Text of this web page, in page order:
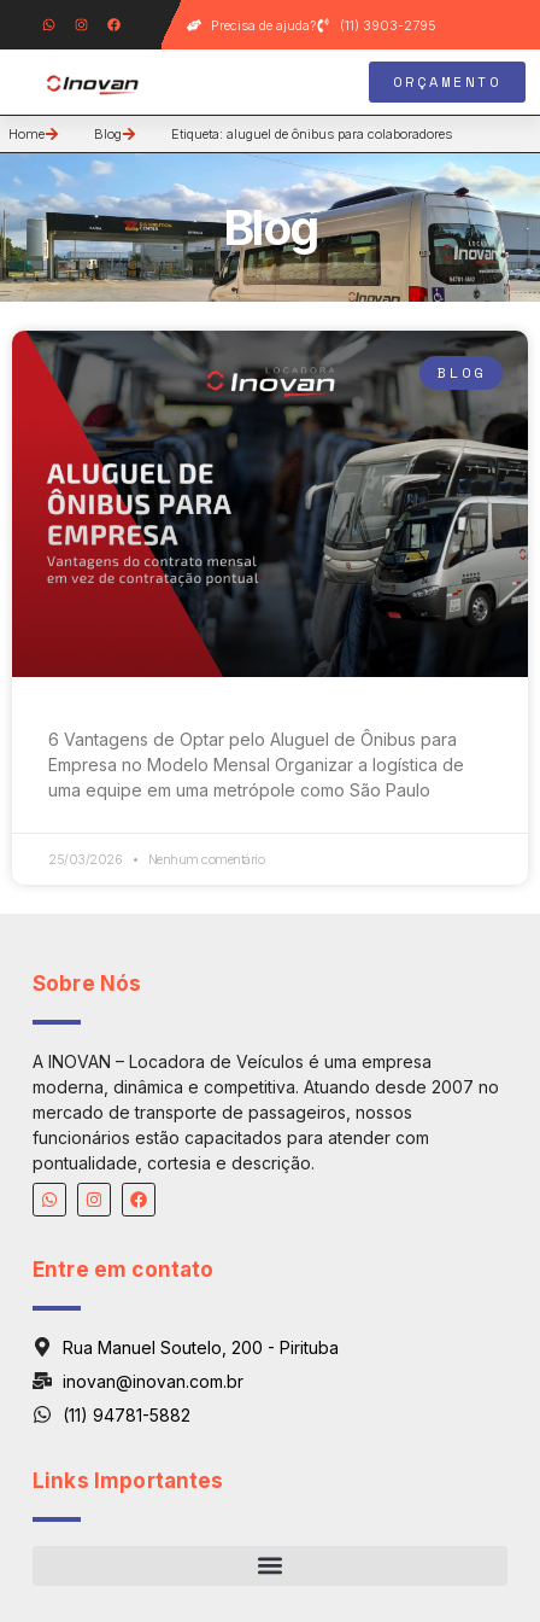
Precisa de ajuda? (11) 3903-2795
ORÇAMENTO
Home Blog Etiqueta: aluguel de ônibus para colaboradores
Blog
BLOG
6 Vantagens de Optar pelo Aluguel de Ônibus para
Empresa no Modelo Mensal Organizar a logística de
uma equipe em uma metrópole como São Paulo
25/03/2026 Nenhum comentário
Sobre Nós
A INOVAN – Locadora de Veículos é uma empresa
moderna, dinâmica e competitiva. Atuando desde 2007 no
mercado de transporte de passageiros, nossos
funcionários estão capacitados para atender com
pontualidade, cortesia e descrição.
Entre em contato
Rua Manuel Soutelo, 200 - Pirituba
inovan@inovan.com.br
(11) 94781-5882
Links Importantes